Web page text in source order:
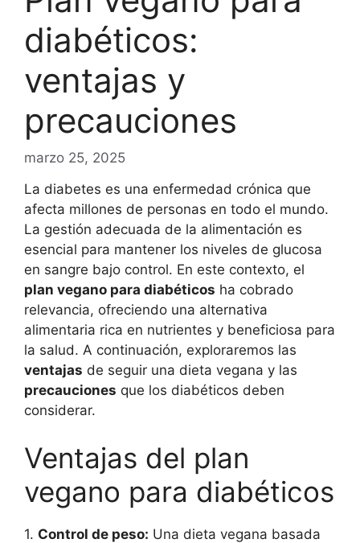
diabéticos:
ventajas y
precauciones
marzo 25, 2025
La diabetes es una enfermedad crónica que
afecta millones de personas en todo el mundo.
La gestión adecuada de la alimentación es
esencial para mantener los niveles de glucosa
en sangre bajo control. En este contexto, el
plan vegano para diabéticos ha cobrado
relevancia, ofreciendo una alternativa
alimentaria rica en nutrientes y beneficiosa para
la salud. A continuación, exploraremos las
ventajas de seguir una dieta vegana y las
precauciones que los diabéticos deben
considerar.
Ventajas del plan
vegano para diabéticos
1. Control de peso: Una dieta vegana basada